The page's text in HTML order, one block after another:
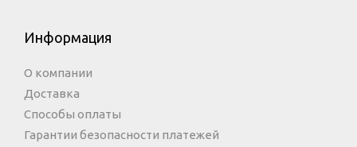
Информация
О компании
Доставка
Способы оплаты
Гарантии безопасности платежей